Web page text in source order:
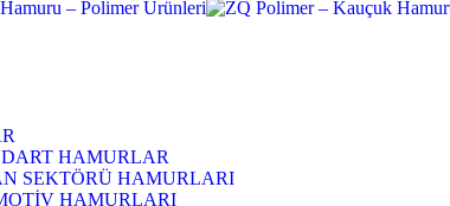
HAMURLAR
SEKTÖRÜ HAMURLARI
HAMURLARI